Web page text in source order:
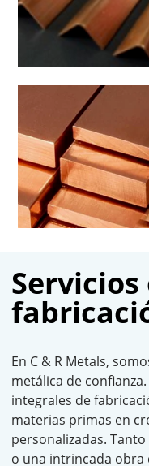
En C & R Metals,
metálica de
integrales de
materias primas en
personalizadas.
o una intrincada